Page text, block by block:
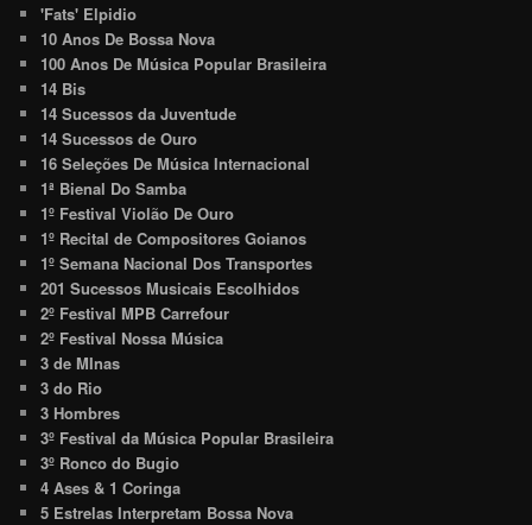
'Fats' Elpidio
10 Anos De Bossa Nova
100 Anos De Música Popular Brasileira
14 Bis
14 Sucessos da Juventude
14 Sucessos de Ouro
16 Seleções De Música Internacional
1ª Bienal Do Samba
1º Festival Violão De Ouro
1º Recital de Compositores Goianos
1º Semana Nacional Dos Transportes
201 Sucessos Musicais Escolhidos
2º Festival MPB Carrefour
2º Festival Nossa Música
3 de MInas
3 do Rio
3 Hombres
3º Festival da Música Popular Brasileira
3º Ronco do Bugio
4 Ases & 1 Coringa
5 Estrelas Interpretam Bossa Nova